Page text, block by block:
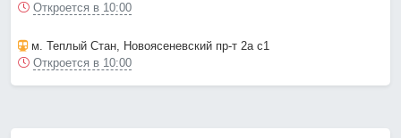
Откроется в 10:00
м. Теплый Стан, Новоясеневский пр-т 2а с1
Откроется в 10:00